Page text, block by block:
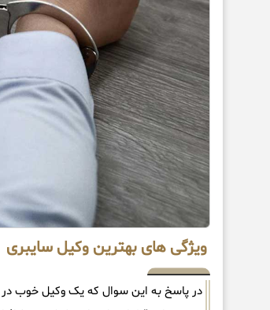
ویژگی های بهترین وکیل سایبری
در پاسخ به این سوال که یک وکیل خوب در